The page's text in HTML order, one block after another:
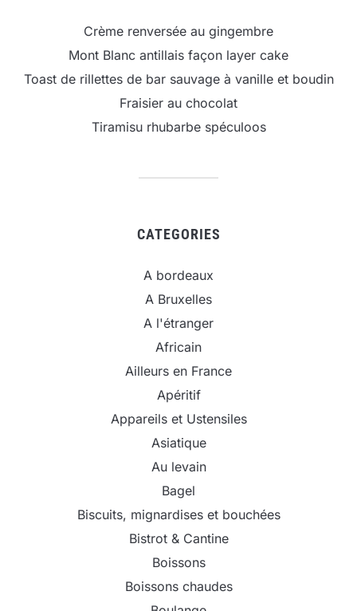
Crème renversée au gingembre
Mont Blanc antillais façon layer cake
Toast de rillettes de bar sauvage à vanille et boudin
Fraisier au chocolat
Tiramisu rhubarbe spéculoos
CATEGORIES
A bordeaux
A Bruxelles
A l'étranger
Africain
Ailleurs en France
Apéritif
Appareils et Ustensiles
Asiatique
Au levain
Bagel
Biscuits, mignardises et bouchées
Bistrot & Cantine
Boissons
Boissons chaudes